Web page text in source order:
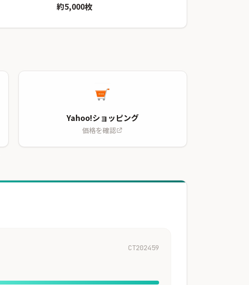
約5,000枚
Yahoo!ショッピング
価格を確認
CT202459